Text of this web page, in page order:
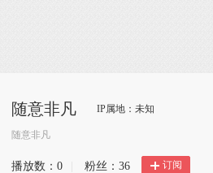
随意非凡 IP属地：未知
随意非凡
播放数： 0 粉丝： 36 订阅